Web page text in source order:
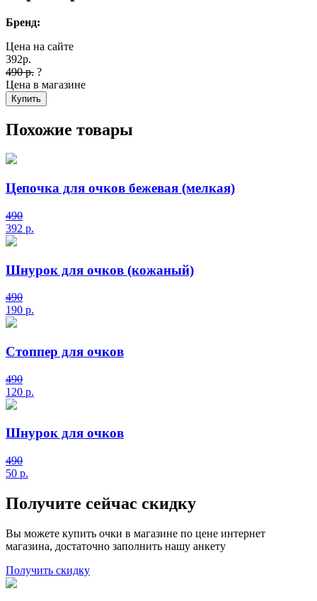
Бренд:
Цена на сайте
392р.
490 р. ?
Цена в магазине
Купить
Похожие товары
Цепочка для очков бежевая (мелкая)
490
392 р.
Шнурок для очков (кожаный)
490
190 р.
Стоппер для очков
490
120 р.
Шнурок для очков
490
50 р.
Получите сейчас скидку
Вы можете купить очки в магазине по цене интернет
магазина, достаточно заполнить нашу анкету
Получить скидку